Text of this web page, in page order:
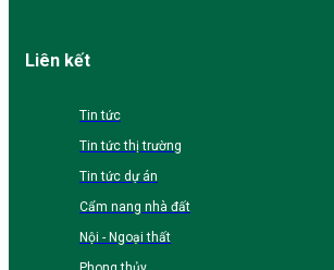
Liên kết
Tin tức
Tin tức thị trường
Tin tức dự án
Cẩm nang nhà đất
Nội - Ngoại thất